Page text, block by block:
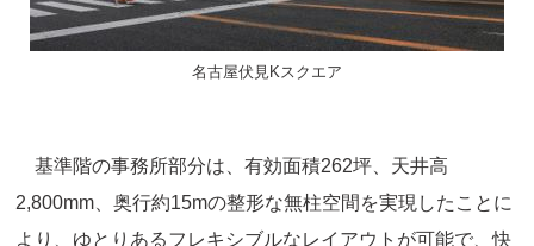
名古屋伏見Kスクエア
基準階の事務所部分は、有効面積262坪、天井高
2,800mm、奥行約15mの整形な無柱空間を実現したことに
より、ゆとりあるフレキシブルなレイアウトが可能で、快